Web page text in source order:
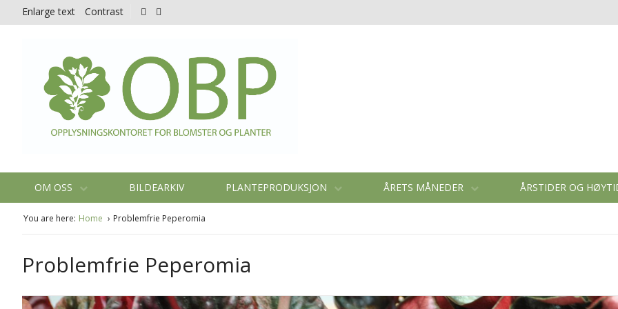
Enlarge text Contrast
OM OSS BILDEARKIV PLANTEPRODUKSJON ÅRETS MÅNEDER ÅRSTIDER OG
You are here: Home Problemfrie Peperomia
Problemfrie Peperomia